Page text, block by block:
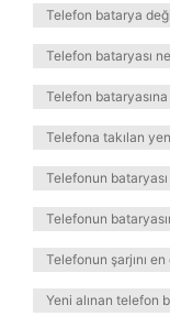
Telefon batarya
Telefon bataryası
Telefon
Telefona takılan
Telefonun
Telefonun
Telefonun şarjını
Yeni alınan telefon